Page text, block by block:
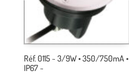
Réf. 0115 ~ 3/9W • 350/750mA •
IP67 ~